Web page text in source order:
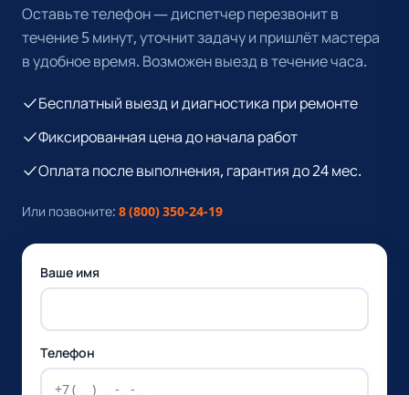
Оставьте телефон — диспетчер перезвонит в
течение 5 минут, уточнит задачу и пришлёт мастера
в удобное время. Возможен выезд в течение часа.
Бесплатный выезд и диагностика при ремонте
Фиксированная цена до начала работ
Оплата после выполнения, гарантия до 24 мес.
Или позвоните: 8 (800) 350-24-19
Ваше имя
Телефон